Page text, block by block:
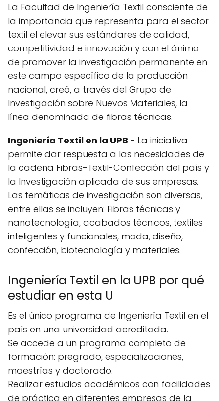
La Facultad de Ingeniería Textil consciente de
la importancia que representa para el sector
textil el elevar sus estándares de calidad,
competitividad e innovación y con el ánimo
de promover la investigación permanente en
este campo específico de la producción
nacional, creó, a través del Grupo de
Investigación sobre Nuevos Materiales, la
línea denominada de fibras técnicas.
Ingeniería Textil en la UPB - La iniciativa
permite dar respuesta a las necesidades de
la cadena Fibras-Textil-Confección del país y
la Investigación aplicada de sus empresas.
Las temáticas de investigación son diversas,
entre ellas se incluyen: Fibras técnicas y
nanotecnología, acabados técnicos, textiles
inteligentes y funcionales, moda, diseño,
confección, biotecnología y materiales.
Ingeniería Textil en la UPB por qué
estudiar en esta U
Es el único programa de Ingeniería Textil en el
país en una universidad acreditada.
Se accede a un programa completo de
formación: pregrado, especializaciones,
maestrías y doctorado.
Realizar estudios académicos con facilidades
de práctica en diferentes empresas de la